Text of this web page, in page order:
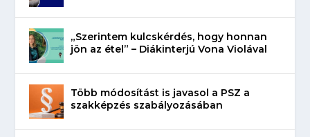
„Szerintem kulcskérdés, hogy honnan
jön az étel” – Diákinterjú Vona Violával
Több módosítást is javasol a PSZ a
szakképzés szabályozásában